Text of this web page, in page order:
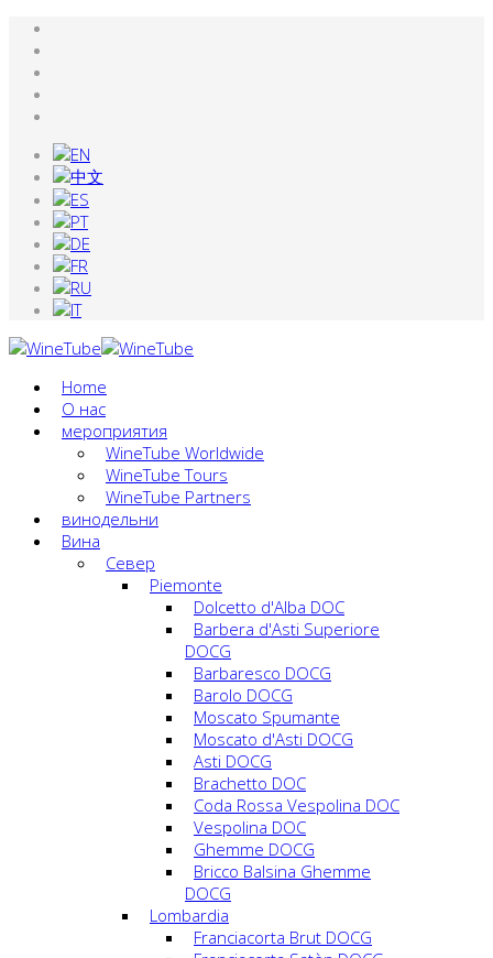
Home
О нас
мероприятия
WineTube Worldwide
WineTube Tours
WineTube Partners
винодельни
Вина
Cевер
Piemonte
Dolcetto d'Alba DOC
Barbera d'Asti Superiore
DOCG
Barbaresco DOCG
Barolo DOCG
Moscato Spumante
Moscato d'Asti DOCG
Asti DOCG
Brachetto DOC
Coda Rossa Vespolina DOC
Vespolina DOC
Ghemme DOCG
Bricco Balsina Ghemme
DOCG
Lombardia
Franciacorta Brut DOCG